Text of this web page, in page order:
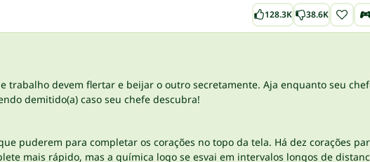
128.3K 38.6K
trabalho devem flertar e beijar o outro secretamente. Aja enquanto seu
demitido(a) caso seu chefe descubra!
puderem para completar os corações no topo da tela. Há dez corações
mais rápido, mas a química logo se esvai em intervalos longos de